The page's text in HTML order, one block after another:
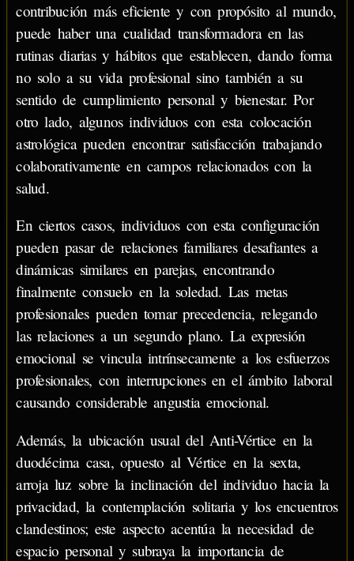
contribución más eficiente y con propósito al mundo,
puede haber una cualidad transformadora en las
rutinas diarias y hábitos que establecen, dando forma
no solo a su vida profesional sino también a su
sentido de cumplimiento personal y bienestar. Por
otro lado, algunos individuos con esta colocación
astrológica pueden encontrar satisfacción trabajando
colaborativamente en campos relacionados con la
salud.
En ciertos casos, individuos con esta configuración
pueden pasar de relaciones familiares desafiantes a
dinámicas similares en parejas, encontrando
finalmente consuelo en la soledad. Las metas
profesionales pueden tomar precedencia, relegando
las relaciones a un segundo plano. La expresión
emocional se vincula intrínsecamente a los esfuerzos
profesionales, con interrupciones en el ámbito laboral
causando considerable angustia emocional.
Además, la ubicación usual del Anti-Vértice en la
duodécima casa, opuesto al Vértice en la sexta,
arroja luz sobre la inclinación del individuo hacia la
privacidad, la contemplación solitaria y los encuentros
clandestinos; este aspecto acentúa la necesidad de
espacio personal y subraya la importancia de